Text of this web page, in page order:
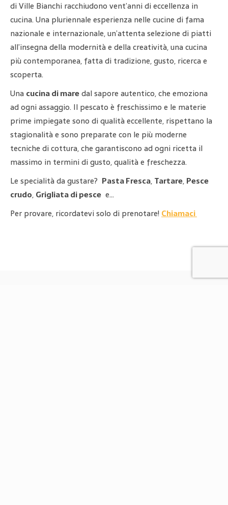
di Ville Bianchi racchiudono vent’anni di eccellenza in
cucina. Una pluriennale esperienza nelle cucine di fama
nazionale e internazionale, un’attenta selezione di piatti
all’insegna della modernità e della creatività, una cucina
più contemporanea, fatta di tradizione, gusto, ricerca e
scoperta.
Una cucina di maredal sapore autentico, che emoziona
ad ogni assaggio. Il pescato è freschissimo e le materie
prime impiegate sono di qualità eccellente, rispettano la
stagionalità e sono preparate con le più moderne
tecniche di cottura, che garantiscono ad ogni ricetta il
massimo in termini di gusto, qualità e freschezza.
Le specialità da gustare? Pasta Fresca, Tartare, Pesce
crudo, Grigliata di pesce e…
Per provare, ricordatevi solo di prenotare! Chiamaci